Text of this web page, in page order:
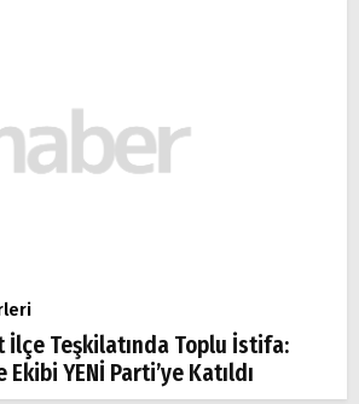
İlçe Teşkilatında Toplu İstifa:
YENİ Parti’ye Katıldı